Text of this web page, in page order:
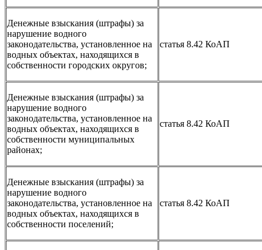
Денежные взыскания (штрафы) за
нарушение водного
законодательства, установленное на
водных объектах, находящихся в
собственности городских округов;
статья 8.42 КоАП
Денежные взыскания (штрафы) за
нарушение водного
законодательства, установленное на
водных объектах, находящихся в
собственности муниципальных
районах;
статья 8.42 КоАП
Денежные взыскания (штрафы) за
нарушение водного
законодательства, установленное на
водных объектах, находящихся в
собственности поселений;
статья 8.42 КоАП